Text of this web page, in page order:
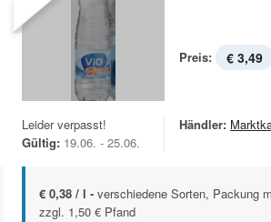
Preis: € 3,49
Leider verpasst!
Gültig: 19.06. - 25.06.
Händler:
€ 0,38 / l - verschiedene Sorten, Packung
zzgl. 1,50 € Pfand